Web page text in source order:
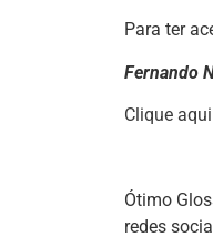
Para ter
Fernando
Clique aqui
Ótimo
redes